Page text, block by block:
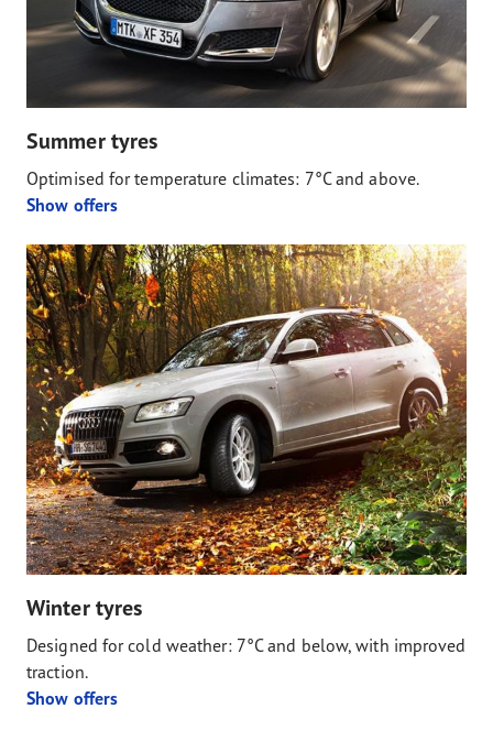
Summer tyres
Optimised for temperature climates: 7°C and above.
Show offers
Winter tyres
Designed for cold weather: 7°C and below, with improved
traction.
Show offers